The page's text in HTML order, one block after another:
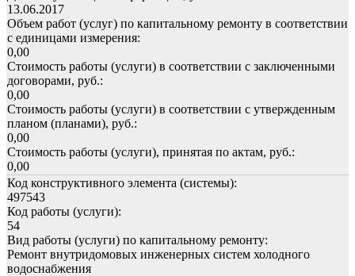
13.06.2017
Объем работ (услуг) по капитальному ремонту в соответствии
с единицами измерения:
0,00
Стоимость работы (услуги) в соответствии с заключенными
договорами, руб.:
0,00
Стоимость работы (услуги) в соответствии с утвержденным
планом (планами), руб.:
0,00
Стоимость работы (услуги), принятая по актам, руб.:
0,00
Код конструктивного элемента (системы):
497543
Код работы (услуги):
54
Вид работы (услуги) по капитальному ремонту:
Ремонт внутридомовых инженерных систем холодного
водоснабжения